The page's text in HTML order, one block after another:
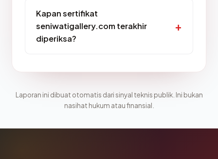
Kapan sertifikat
seniwatigallery.com terakhir
diperiksa?
Laporan ini dibuat otomatis dari sinyal teknis publik. Ini bukan
nasihat hukum atau finansial.